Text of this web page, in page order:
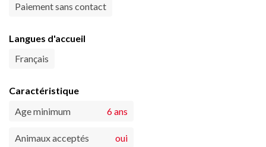
Paiement sans contact
Langues d'accueil
Français
Caractéristique
Age minimum
6 ans
Animaux acceptés oui